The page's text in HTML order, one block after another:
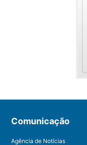
Comunicação
Agência de Notícias